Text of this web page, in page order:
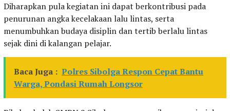
Diharapkan pula kegiatan ini dapat berkontribusi pada
penurunan angka kecelakaan lalu lintas, serta
menumbuhkan budaya disiplin dan tertib berlalu lintas
sejak dini di kalangan pelajar.
Baca Juga : Polres Sibolga Respon Cepat Bantu
Warga, Pondasi Rumah Longsor